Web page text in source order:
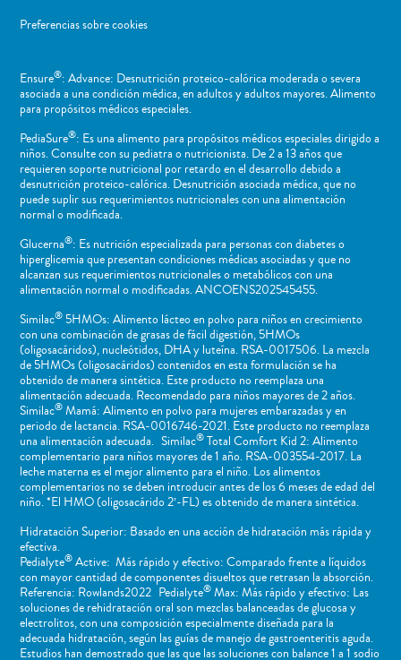
Preferencias sobre cookies
Ensure®: Advance: Desnutrición proteico-calórica moderada o severa
asociada a una condición médica, en adultos y adultos mayores. Alimento
para propósitos médicos especiales.
PediaSure®: Es una alimento para propósitos médicos especiales dirigido a
niños​. Consulte con su pediatra o nutricionista. De 2 a 13 años que
requieren soporte nutricional por retardo en el desarrollo debido a
desnutrición proteico-calórica. Desnutrición asociada médica, que no
puede suplir sus requerimientos nutricionales con una alimentación
normal o ​modificada.
Glucerna®: Es nutrición especializada para personas con diabetes o
hiperglicemia que presentan condiciones médicas asociadas y que no
alcanzan sus requerimientos nutricionales o metabólicos con una
alimentación normal o modificadas. ANCOENS202545455.
Similac®5HMOs: Alimento lácteo en polvo para niños en crecimiento
con una combinación de grasas de fácil digestión, 5HMOs
(oligosacáridos), nucleótidos, DHA y luteína. RSA-0017506. La mezcla
de 5HMOs (oligosacáridos) contenidos en esta formulación se ha
obtenido de manera sintética. Este producto no reemplaza una
alimentación adecuada. Recomendado para niños mayores de 2 años.
Similac®Mamá: Alimento en polvo para mujeres embarazadas y en
periodo de lactancia. RSA-0016746-2021. Este producto no reemplaza
una alimentación adecuada. Similac®Total Comfort Kid 2: Alimento
complementario para niños mayores de 1 año. RSA-003554-2017. La
leche materna es el mejor alimento para el niño. Los alimentos
complementarios no se deben introducir antes de los 6 meses de edad del
niño. *El HMO (oligosacárido 2’-FL) es obtenido de manera sintética.
Hidratación Superior: Basado en una acción de hidratación más rápida y
efectiva.
Pedialyte®Active: Más rápido y efectivo: Comparado frente a líquidos
con mayor cantidad de componentes disueltos que retrasan la absorción.
Referencia: Rowlands2022 Pedialyte®Max: Más rápido y efectivo: Las
soluciones de rehidratación oral son mezclas balanceadas de glucosa y
electrolitos, con una composición especialmente diseñada para la
adecuada hidratación, según las guías de manejo de gastroenteritis aguda.
Estudios han demostrado que las que las soluciones con balance 1 a 1 sodio